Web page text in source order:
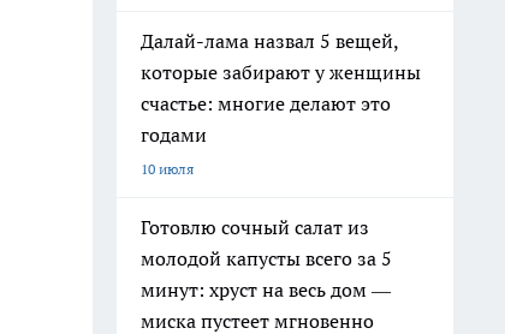
Далай-лама назвал 5 вещей,
которые забирают у женщины
счастье: многие делают это
годами
10 июля
Готовлю сочный салат из
молодой капусты всего за 5
минут: хруст на весь дом —
миска пустеет мгновенно